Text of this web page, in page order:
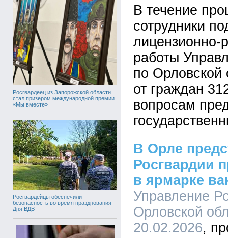
Росгвардеец из Запорожской области
стал призером международной премии
«Мы вместе»
Росгвардейцы обеспечили
безопасность во время празднования
Дня ВДВ
В течение
сотрудники
лицензионно-
работы
по Орловской
от граждан
вопросам
В Орле
Росгвардии
в ярмарке
Управление
Орловской
20.02.2026